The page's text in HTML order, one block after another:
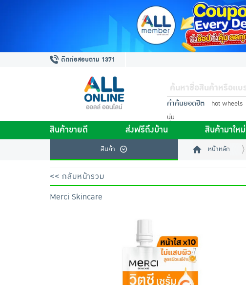
ติดต่อสอบถาม 1371
คำค้นยอดฮิต hot wheels
นุ่ม
สินค้าขายดี ส่งฟรีถึงบ้าน สินค้ามาใหม่
สินค้า หน้าหลัก
<< กลับหน้ารวม
Merci Skincare